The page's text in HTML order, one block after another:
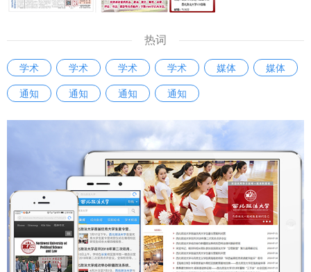
安市中级人民法院与西北政法大学联合建立涉外法治人才协同
https://m.chinanews.com/wap/detail/chs/zw/10490348.sh
tml http://mwap.iygw.cn/2025/0927/323315.html
https://www.peopleweekly.cn/html/2025/jizhezaixian_092
https://m.toutiao.com/article/7554693155212296719/sha
re_uid=MS4wLjABAAAAyFHUFvmEuW4JD0N4nfHQef-
iF4tMrmdw&share_did=MS4wLjACAAAAMHieo4h_EjwNQr
vjP5d6x3O4bhRoyX4Q0ESI72gVjgAX6grNMHwwtjhjgGbE
G5VX&upstream_biz=client_share&app=news_article&cate
gory_new=profile_all×tamp=1758964530&share_token=d
6476941-1333-4e61-903d-d71e518ebd87
热词
学术 学术 学术 学术 媒体
媒体
通知
通知 通知 通知